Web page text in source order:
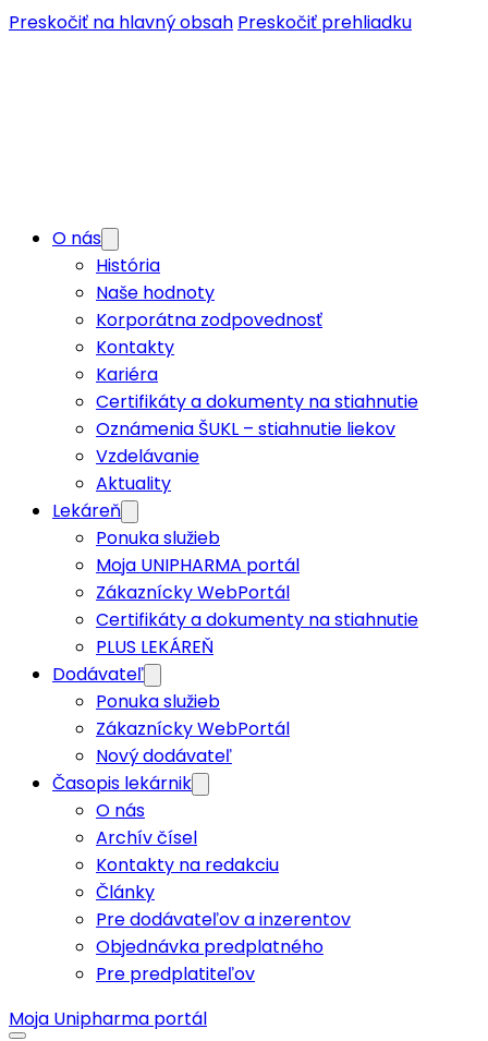
Preskočiť na hlavný obsah Preskočiť prehliadku
O nás
História
Naše hodnoty
Korporátna zodpovednosť
Kontakty
Kariéra
Certifikáty a dokumenty na stiahnutie
Oznámenia ŠUKL – stiahnutie liekov
Vzdelávanie
Aktuality
Lekáreň
Ponuka služieb
Moja UNIPHARMA portál
Zákaznícky WebPortál
Certifikáty a dokumenty na stiahnutie
PLUS LEKÁREŇ
Dodávateľ
Ponuka služieb
Zákaznícky WebPortál
Nový dodávateľ
Časopis lekárnik
O nás
Archív čísel
Kontakty na redakciu
Články
Pre dodávateľov a inzerentov
Objednávka predplatného
Pre predplatiteľov
Moja Unipharma portál